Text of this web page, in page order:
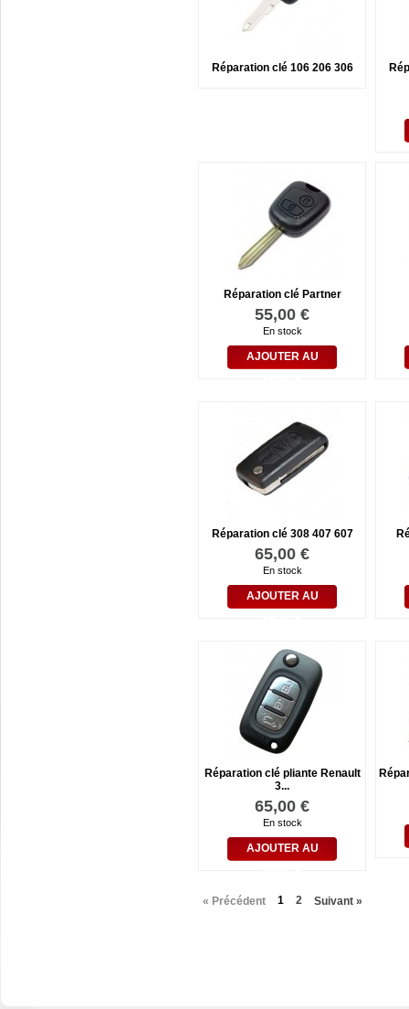
Réparation clé 106 206 306
Réparation clé Partner
55,00 €
En stock
AJOUTER AU
Réparation clé 308 407 607
65,00 €
En stock
AJOUTER AU
Réparation clé pliante Renault
3...
65,00 €
En stock
AJOUTER AU
« Précédent 1 2 Suivant »